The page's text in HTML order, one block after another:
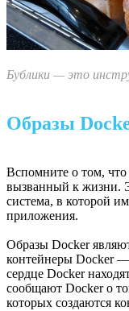
Бублики — это
Образы
Вспомните о том,
вызванный к жизни.
система, в которой
приложения.
Образы Docker
контейнеры Docker
сердце Docker
сообщают Docker о
которых создаются